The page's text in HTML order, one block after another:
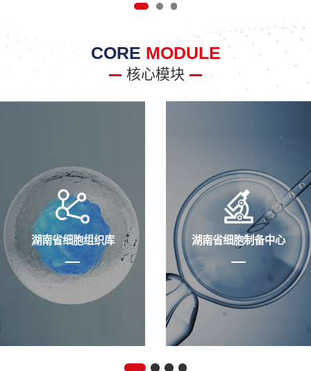
CORE MODULE
核心模块
湖南省细胞组织库 湖南省细胞制备中心